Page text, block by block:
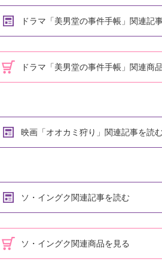
ドラマ「美男堂の事件手帳」関連記
ドラマ「美男堂の事件手帳」関連商
映画「オオカミ狩り」関連記事を読
ソ・イングク関連記事を読む
ソ・イングク関連商品を見る